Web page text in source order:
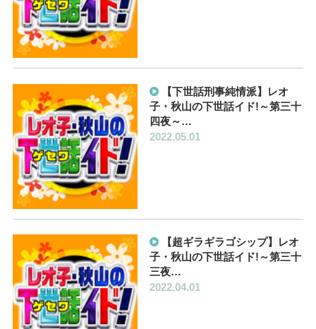
【下世話刑事純情派】レオ
子・秋山の下世話イド!～第三十
四夜～…
2022.05.01
【超ギラギラゴシップ】レオ
子・秋山の下世話イド!～第三十
三夜…
2022.04.01